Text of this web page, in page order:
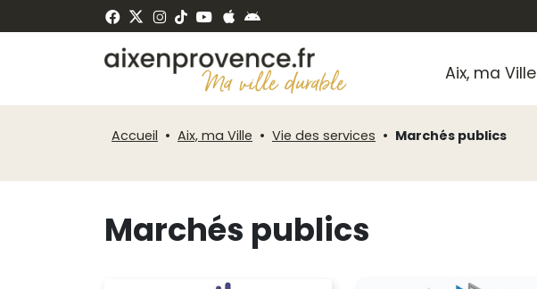
Aix, ma Ville
Accueil Aix, ma Ville Vie des services Marchés publics
Marchés publics
de
Panneau de gestion des cookies